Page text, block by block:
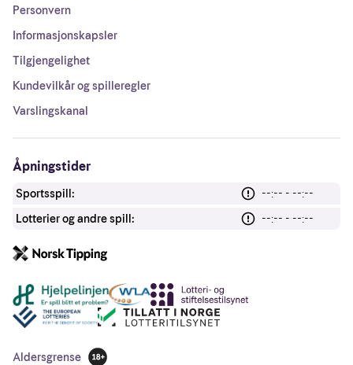
Personvern
Informasjonskapsler
Tilgjengelighet
Kundevilkår og spilleregler
Varslingskanal
Åpningstider
Sportsspill:
--:-- - --:--
Lotterier og andre spill:
--:-- - --:--
Andre lenker
Aldersgrense